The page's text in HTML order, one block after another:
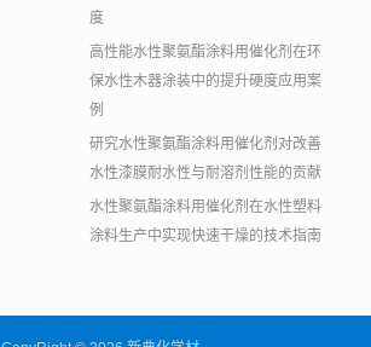
度
高性能水性聚氨酯涂料用催化剂在环
保水性木器涂装中的提升硬度应用案
例
研究水性聚氨酯涂料用催化剂对改善
水性漆膜耐水性与耐溶剂性能的贡献
水性聚氨酯涂料用催化剂在水性塑料
涂料生产中实现快速干燥的技术指南